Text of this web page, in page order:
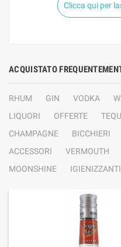
Clicca qui per
ACQUISTATO
RHUM GIN VODKA
LIQUORI
OFFERTE
CHAMPAGNE
BICCHIERI
ACCESSORI
VERMOUTH
MOONSHINE
IGIENIZZANTI